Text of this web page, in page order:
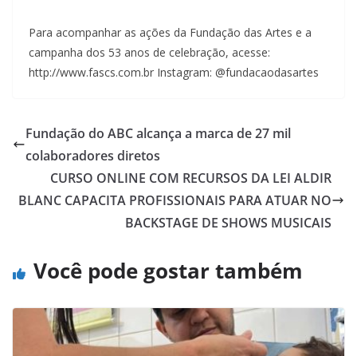
Para acompanhar as ações da Fundação das Artes e a
campanha dos 53 anos de celebração, acesse:
http://www.fascs.com.br Instagram: @fundacaodasartes
Fundação do ABC alcança a marca de 27 mil
colaboradores diretos
CURSO ONLINE COM RECURSOS DA LEI ALDIR
BLANC CAPACITA PROFISSIONAIS PARA ATUAR NO
BACKSTAGE DE SHOWS MUSICAIS
Você pode gostar também